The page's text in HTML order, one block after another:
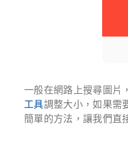
一般在網路上搜尋圖片
工具調整大小，如果需
簡單的方法，讓我們直